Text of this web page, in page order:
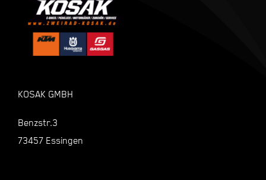
KOSAK GMBH
Benzstr.3
73457 Essingen
Kasse